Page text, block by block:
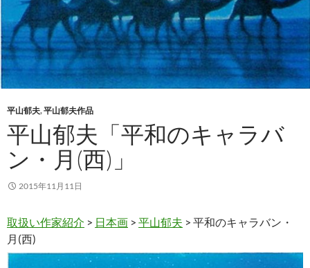
平山郁夫,平山郁夫作品
平山郁夫「平和のキャラバ
ン・月(西)」
2015年11月11日
取扱い作家紹介 > 日本画 > 平山郁夫 > 平和のキャラバン・
月(西)